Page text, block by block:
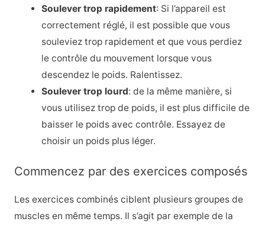
Soulever trop rapidement: Si l’appareil est
correctement réglé, il est possible que vous
souleviez trop rapidement et que vous perdiez
le contrôle du mouvement lorsque vous
descendez le poids. Ralentissez.
Soulever trop lourd: de la même manière, si
vous utilisez trop de poids, il est plus difficile de
baisser le poids avec contrôle. Essayez de
choisir un poids plus léger.
Commencez par des exercices composés
Les exercices combinés ciblent plusieurs groupes de
muscles en même temps. Il s’agit par exemple de la